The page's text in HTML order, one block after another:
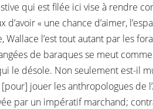
qui est filée ici vise à rendre
d’avoir « une chance d’aimer,
Wallace l’est tout autant par les
de baraques se meut
le désole. Non seulement est-il
jouer les anthropologues de
par un impératif marchand;